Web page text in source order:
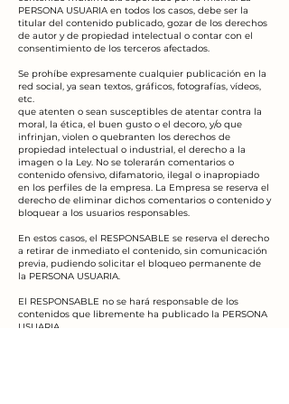
PERSONA USUARIA en todos los casos, debe ser la
titular del contenido publicado, gozar de los derechos
de autor y de propiedad intelectual o contar con el
consentimiento de los terceros afectados.
Se prohíbe expresamente cualquier publicación en la
red social, ya sean textos, gráficos, fotografías, vídeos,
etc.
que atenten o sean susceptibles de atentar contra la
moral, la ética, el buen gusto o el decoro, y/o que
infrinjan, violen o quebranten los derechos de
propiedad intelectual o industrial, el derecho a la
imagen o la Ley. No se tolerarán comentarios o
contenido ofensivo, difamatorio, ilegal o inapropiado
en los perfiles de la empresa. La Empresa se reserva el
derecho de eliminar dichos comentarios o contenido y
bloquear a los usuarios responsables.
En estos casos, el RESPONSABLE se reserva el derecho
a retirar de inmediato el contenido, sin comunicación
previa, pudiendo solicitar el bloqueo permanente de
la PERSONA USUARIA.
El RESPONSABLE no se hará responsable de los
contenidos que libremente ha publicado la PERSONA
USUARIA.